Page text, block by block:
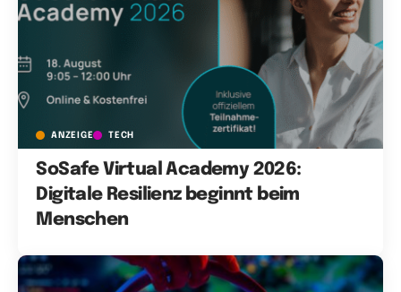
ANZEIGE TECH
SoSafe Virtual Academy 2026:
Digitale Resilienz beginnt beim
Menschen